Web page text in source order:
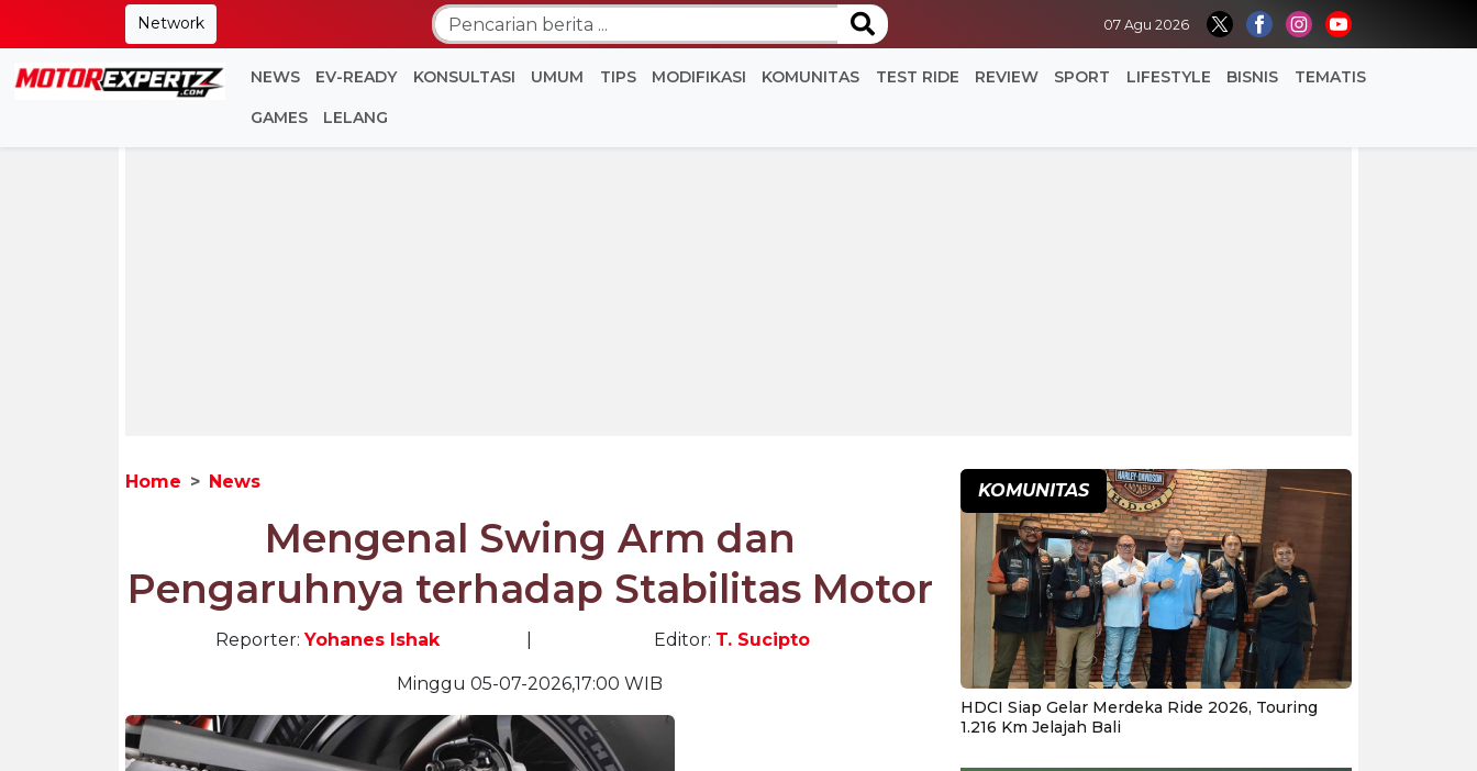
Network 07 Agu 2026
NEWS EV-READY KONSULTASI UMUM TIPS MODIFIKASI KOMUNITAS TEST RIDE REVIEW SPORT LIFESTYLE BISNIS TEMATIS
GAMES LELANG
Home News
Mengenal Swing Arm dan
Pengaruhnya terhadap Stabilitas Motor
Reporter:Yohanes Ishak Editor: T. Sucipto
Minggu 05-07-2026,17:00 WIB
KOMUNITAS
HDCI Siap Gelar Merdeka Ride 2026, Touring
1.216 Km Jelajah Bali